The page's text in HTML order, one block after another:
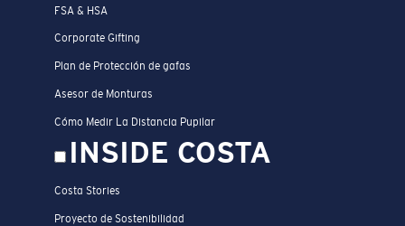
FSA & HSA
Corporate Gifting
Plan de Protección de gafas
Asesor de Monturas
Cómo Medir La Distancia Pupilar
INSIDE COSTA
Costa Stories
Proyecto de Sostenibilidad